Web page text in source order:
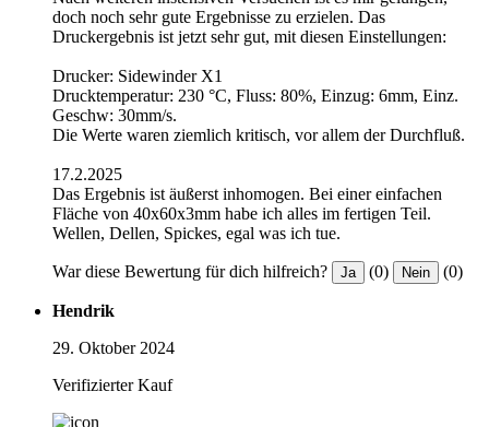
doch noch sehr gute Ergebnisse zu erzielen. Das
Druckergebnis ist jetzt sehr gut, mit diesen Einstellungen:
Drucker: Sidewinder X1
Drucktemperatur: 230 °C, Fluss: 80%, Einzug: 6mm, Einz.
Geschw: 30mm/s.
Die Werte waren ziemlich kritisch, vor allem der Durchfluß.
17.2.2025
Das Ergebnis ist äußerst inhomogen. Bei einer einfachen
Fläche von 40x60x3mm habe ich alles im fertigen Teil.
Wellen, Dellen, Spickes, egal was ich tue.
War diese Bewertung für dich hilfreich? Ja (0) Nein (0)
Hendrik
29. Oktober 2024
Verifizierter Kauf